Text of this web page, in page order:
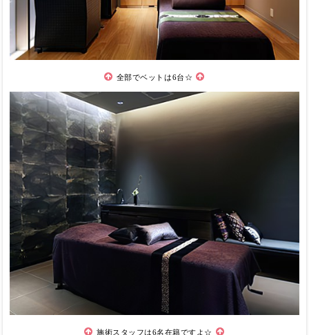
全部でベットは6台☆
施術スタッフは6名在籍ですよ☆